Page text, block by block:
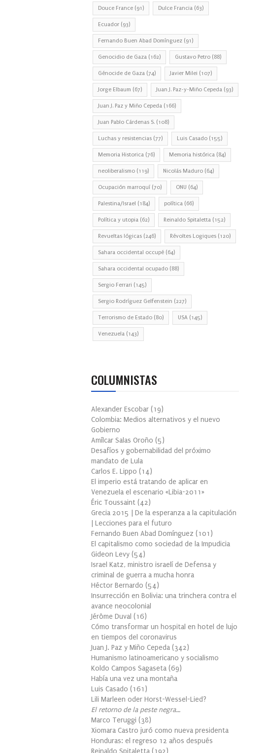
Douce France (91) Dulce Francia (63)
Ecuador (93)
Fernando Buen Abad Domínguez (91)
Genocidio de Gaza (162) Gustavo Petro (88)
Génocide de Gaza (74) Javier Milei (107)
Jorge Elbaum (67) Juan J. Paz-y-Miño Cepeda (93)
Juan J. Paz y Miño Cepeda (166)
Juan Pablo Cárdenas S. (108)
Luchas y resistencias (77) Luis Casado (155)
Memoria Historica (76) Memoria histórica (84)
neoliberalismo (119) Nicolás Maduro (64)
Ocupación marroquí (70) ONU (64)
Palestina/Israel (184) política (66)
Política y utopia (62) Reinaldo Spitaletta (152)
Revueltas lógicas (246) Révoltes Logiques (120)
Sahara occidental occupé (64)
Sahara occidental ocupado (88)
Sergio Ferrari (145)
Sergio Rodríguez Gelfenstein (227)
Terrorismo de Estado (80) USA (145)
Venezuela (143)
COLUMNISTAS
Alexander Escobar (19)
Colombia: Medios alternativos y el nuevo
Gobierno
Amílcar Salas Oroño (5)
Desafíos y gobernabilidad del próximo
mandato de Lula
Carlos E. Lippo (14)
El imperio está tratando de aplicar en
Venezuela el escenario «Libia-2011»
Éric Toussaint (42)
Grecia 2015 | De la esperanza a la capitulación
| Lecciones para el futuro
Fernando Buen Abad Domínguez (101 )
El capitalismo como sociedad de la Impudicia
Gideon Levy (54)
Israel Katz, ministro israelí de Defensa y
criminal de guerra a mucha honra
Héctor Bernardo (54)
Insurrección en Bolivia: una trinchera contra el
avance neocolonial
Jérôme Duval (16)
Cómo transformar un hospital en hotel de lujo
en tiempos del coronavirus
Juan J. Paz y Miño Cepeda (342)
Humanismo latinoamericano y socialismo
Koldo Campos Sagaseta (69)
Había una vez una montaña
Luis Casado (161 )
Lili Marleen oder Horst-Wessel-Lied?
El retorno de la peste negra…
Marco Teruggi (38)
Xiomara Castro juró como nueva presidenta
Honduras: el regreso 12 años después